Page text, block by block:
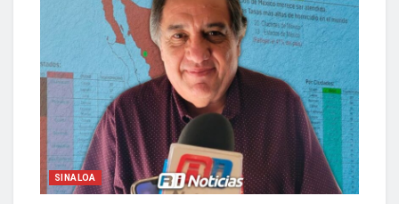
SINALOA